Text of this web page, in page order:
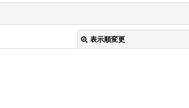
表示順変更